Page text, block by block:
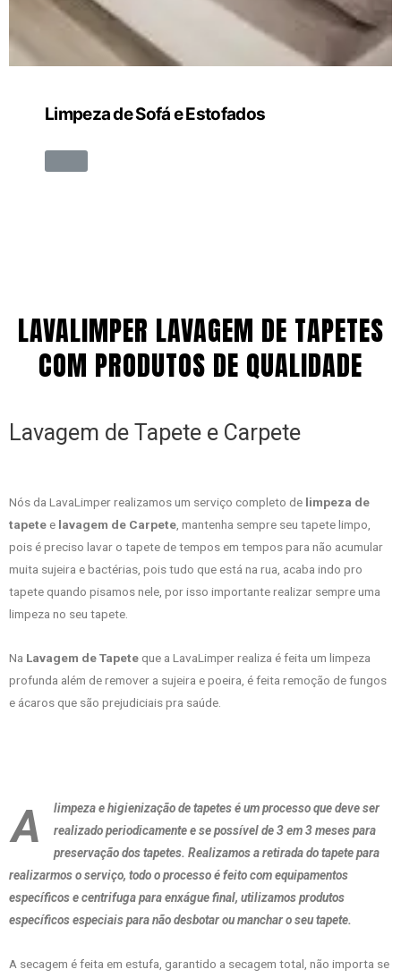
Limpeza de Sofá e Estofados
LAVALIMPER LAVAGEM DE TAPETES
COM PRODUTOS DE QUALIDADE
Lavagem de Tapete e Carpete
Nós da LavaLimper realizamos um serviço completo de limpeza de
tapetee lavagem de Carpete, mantenha sempre seu tapete limpo,
pois é preciso lavar o tapete de tempos em tempos para não acumular
muita sujeira e bactérias, pois tudo que está na rua, acaba indo pro
tapete quando pisamos nele, por isso importante realizar sempre uma
limpeza no seu tapete.
Na Lavagem de Tapeteque a LavaLimper realiza é feita um limpeza
profunda além de remover a sujeira e poeira, é feita remoção de fungos
e ácaros que são prejudiciais pra saúde.
A
limpeza e higienização de tapetes é um processo que deve ser
realizado periodicamente e se possível de 3 em 3 meses para
preservação dos tapetes. Realizamos a retirada do tapete para
realizarmos o serviço, todo o processo é feito com equipamentos
específicos e centrifuga para enxágue final, utilizamos produtos
específicos especiais para não desbotar ou manchar o seu tapete.
A secagem é feita em estufa, garantido a secagem total, não importa se